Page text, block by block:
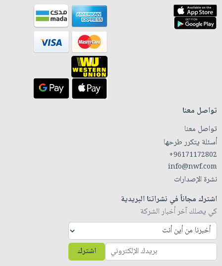
تواصل معنا
تواصل معنا
أسئلة يتكرر طرحها
+96171172802
info@nwf.com
نشرة الإصدارات
اشترك مجاناً في نشراتنا البريدية
كي يصلك آخر أخبار الشركة
اشترك